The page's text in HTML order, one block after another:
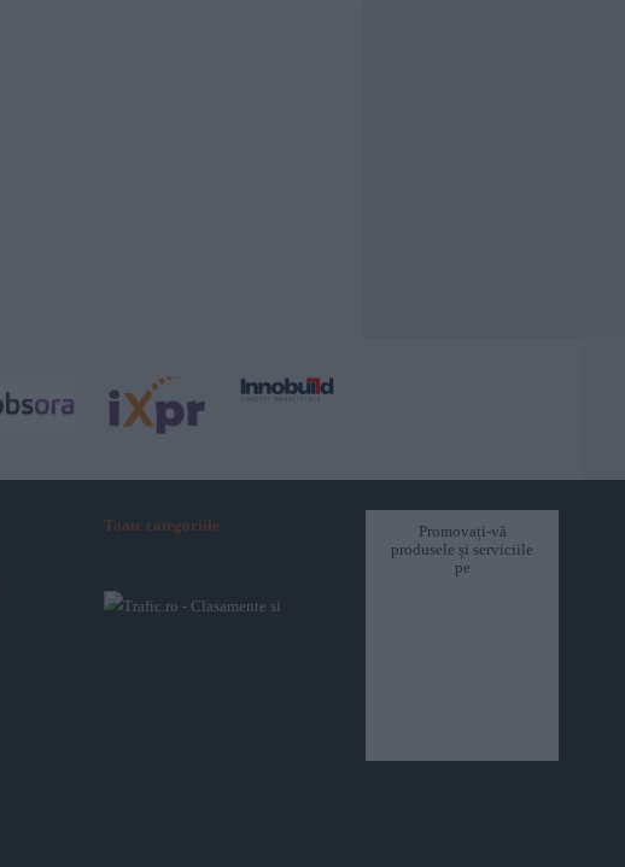
Toate categoriile
Promovați-vă
produsele și serviciile
pe